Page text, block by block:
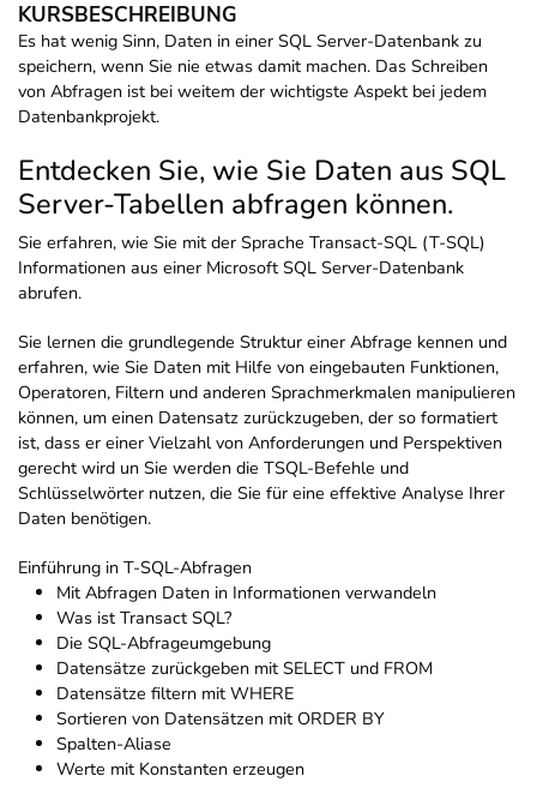
KURSBESCHREIBUNG
Es hat wenig Sinn, Daten in einer SQL Server-Datenbank zu
speichern, wenn Sie nie etwas damit machen. Das Schreiben
von Abfragen ist bei weitem der wichtigste Aspekt bei jedem
Datenbankprojekt.
Entdecken Sie, wie Sie Daten aus SQL
Server-Tabellen abfragen können.
Sie erfahren, wie Sie mit der Sprache Transact-SQL (T-SQL)
Informationen aus einer Microsoft SQL Server-Datenbank
abrufen.
Sie lernen die grundlegende Struktur einer Abfrage kennen und
erfahren, wie Sie Daten mit Hilfe von eingebauten Funktionen,
Operatoren, Filtern und anderen Sprachmerkmalen manipulieren
können, um einen Datensatz zurückzugeben, der so formatiert
ist, dass er einer Vielzahl von Anforderungen und Perspektiven
gerecht wird un Sie werden die TSQL-Befehle und
Schlüsselwörter nutzen, die Sie für eine effektive Analyse Ihrer
Daten benötigen.
Einführung in T-SQL-Abfragen
Mit Abfragen Daten in Informationen verwandeln
Was ist Transact SQL?
Die SQL-Abfrageumgebung
Datensätze zurückgeben mit SELECT und FROM
Datensätze filtern mit WHERE
Sortieren von Datensätzen mit ORDER BY
Spalten-Aliase
Werte mit Konstanten erzeugen